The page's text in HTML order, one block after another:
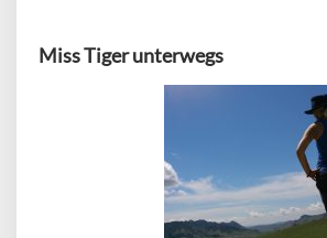
Miss Tiger unterwegs